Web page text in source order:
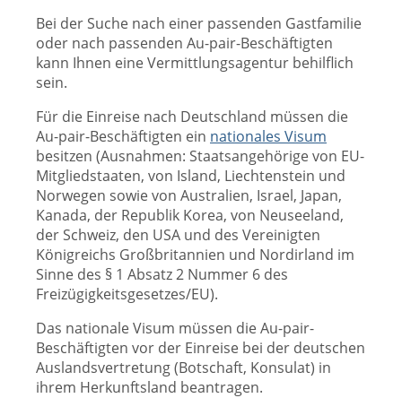
Bei der Suche nach einer passenden Gastfamilie
oder nach passenden Au-pair-Beschäftigten
kann Ihnen eine Vermittlungsagentur behilflich
sein.
Für die Einreise nach Deutschland müssen die
Au-pair-Beschäftigten ein nationales Visum
besitzen (Ausnahmen: Staatsangehörige von EU-
Mitgliedstaaten, von Island, Liechtenstein und
Norwegen sowie von Australien, Israel, Japan,
Kanada, der Republik Korea, von Neuseeland,
der Schweiz, den USA und des Vereinigten
Königreichs Großbritannien und Nordirland im
Sinne des § 1 Absatz 2 Nummer 6 des
Freizügigkeitsgesetzes/EU).
Das nationale Visum müssen die Au-pair-
Beschäftigten vor der Einreise bei der deutschen
Auslandsvertretung (Botschaft, Konsulat) in
ihrem Herkunftsland beantragen.